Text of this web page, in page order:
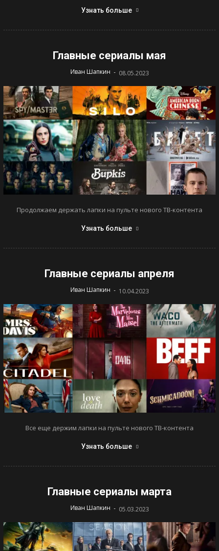
Узнать больше
Главные сериалы мая
Иван Шапкин - 08.05.2023
Продолжаем держать лапки на пульте нового ТВ-контента
Узнать больше
Главные сериалы апреля
Иван Шапкин - 10.04.2023
Все еще держим лапки на пульте нового ТВ-контента
Узнать больше
Главные сериалы марта
Иван Шапкин - 05.03.2023